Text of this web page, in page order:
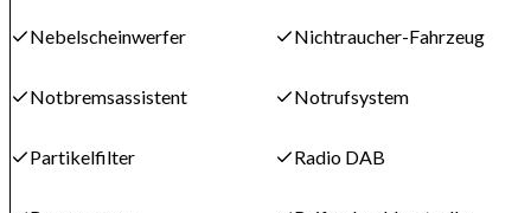
Nebelscheinwerfer Nichtraucher-Fahrzeug
Notbremsassistent Notrufsystem
Partikelfilter Radio DAB